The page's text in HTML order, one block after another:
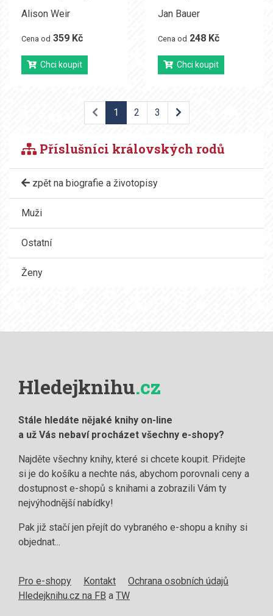
Alison Weir
Cena od 359 Kč
Chci koupit
Jan Bauer
Cena od 248 Kč
Chci koupit
1 2 3
Příslušníci královských rodů
zpět na biografie a životopisy
Muži
Ostatní
Ženy
Hledejknihu.cz
Stále hledáte nějaké knihy on-line
a už Vás nebaví procházet všechny e-shopy?
Najděte všechny knihy, které si chcete koupit. Přidejte
si je do košíku a nechte nás, abychom porovnali ceny a
dostupnost e-shopů s knihami a zobrazili Vám ty
nejvýhodnější nabídky!
Pak již stačí jen přejít do vybraného e-shopu a knihy si
objednat...
Pro e-shopy Kontakt
Ochrana osobních údajů
Hledejknihu.cz na FB a TW